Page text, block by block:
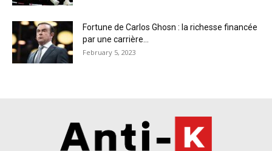
Fortune de Carlos Ghosn : la richesse financée
par une carrière...
February 5, 2023